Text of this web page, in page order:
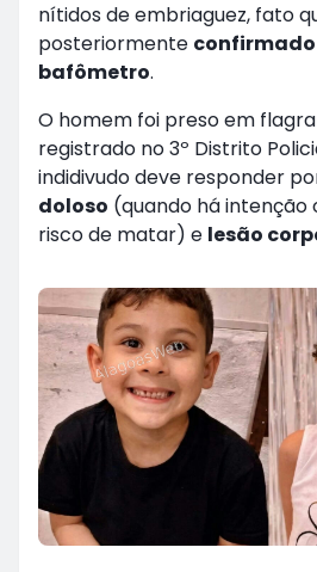
nítidos de embriaguez, fato
posteriormente
bafômetro.
O homem foi preso em
registrado no 3º Distrito
indidivudo deve responder
doloso (quando há intenção
risco de matar) e lesão